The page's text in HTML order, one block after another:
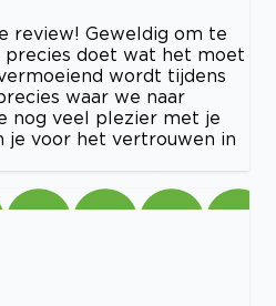
review! Geweldig om te
doet wat het moet
wordt tijdens
waar we naar
nog veel plezier met je
je voor het vertrouwen in